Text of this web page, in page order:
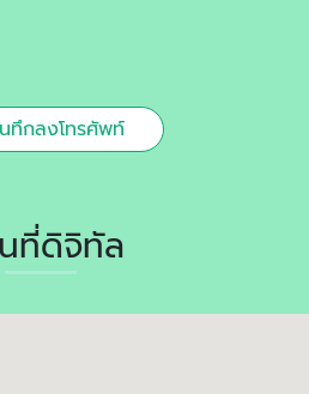
ทึกลงโทรศัพท์
ที่ดิจิทัล